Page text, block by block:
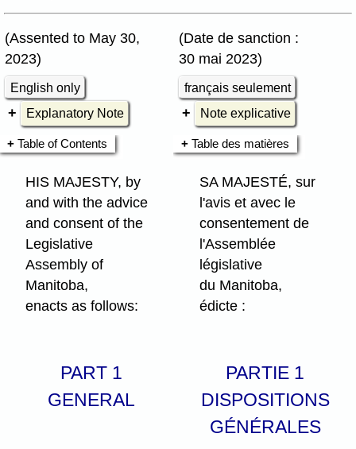
(Assented to May 30,
2023)
(Date de sanction :
30 mai 2023)
English only
français seulement
Explanatory Note
Note explicative
Table of Contents Table des matières
HIS MAJESTY, by
and with the advice
and consent of the
Legislative
Assembly of
Manitoba,
enacts as follows:
SA MAJESTÉ, sur
l'avis et avec le
consentement de
l'Assemblée
législative
du Manitoba,
édicte :
PART 1
GENERAL
PARTIE 1
DISPOSITIONS
GÉNÉRALES